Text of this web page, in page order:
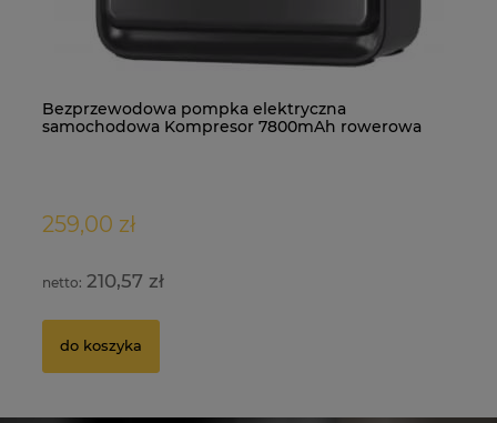
Bezprzewodowa pompka elektryczna
samochodowa Kompresor 7800mAh rowerowa
259,00 zł
210,57 zł
do koszyka
MW 10x2 N38 - magnes neodymowy
0,67 zł
0,54 zł